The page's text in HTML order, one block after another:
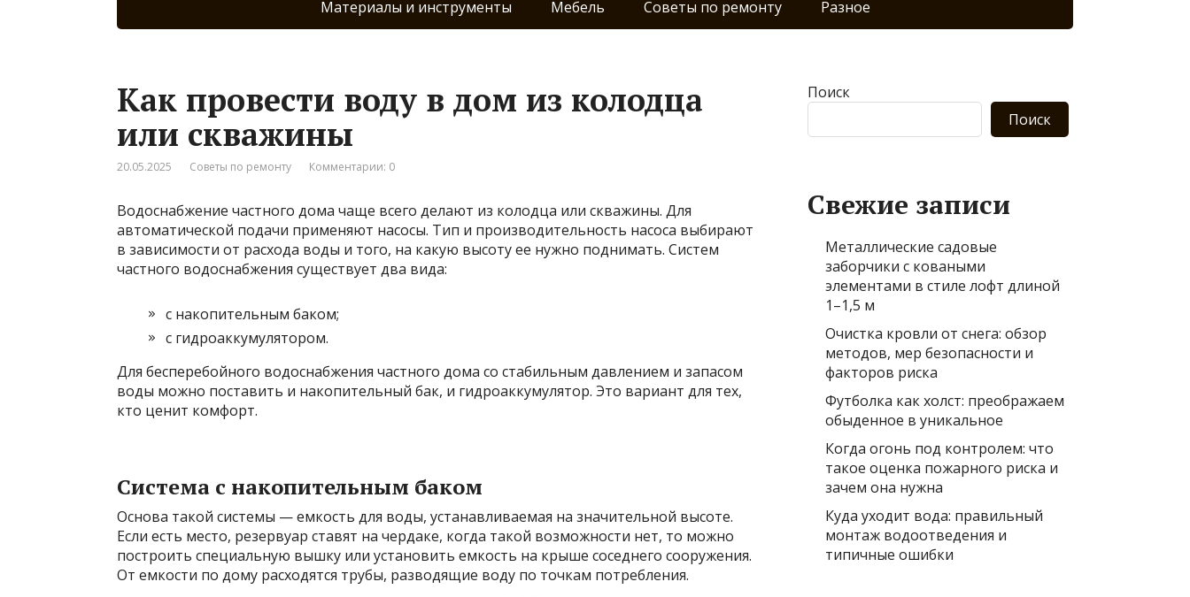
Материалы и инструменты Мебель Советы по ремонту Разное
Как провести воду в дом из колодца
или скважины
20.05.2025 Советы по ремонту Комментарии: 0
Водоснабжение частного дома чаще всего делают из колодца или скважины. Для
автоматической подачи применяют насосы. Тип и производительность насоса выбирают
в зависимости от расхода воды и того, на какую высоту ее нужно поднимать. Систем
частного водоснабжения существует два вида:
с накопительным баком;
с гидроаккумулятором.
Для бесперебойного водоснабжения частного дома со стабильным давлением и запасом
воды можно поставить и накопительный бак, и гидроаккумулятор. Это вариант для тех,
кто ценит комфорт.
Система с накопительным баком
Основа такой системы — емкость для воды, устанавливаемая на значительной высоте.
Если есть место, резервуар ставят на чердаке, когда такой возможности нет, то можно
построить специальную вышку или установить емкость на крыше соседнего сооружения.
От емкости по дому расходятся трубы, разводящие воду по точкам потребления.
Поиск
Поиск
Свежие записи
Металлические садовые
заборчики с коваными
элементами в стиле лофт длиной
1–1,5 м
Очистка кровли от снега: обзор
методов, мер безопасности и
факторов риска
Футболка как холст: преображаем
обыденное в уникальное
Когда огонь под контролем: что
такое оценка пожарного риска и
зачем она нужна
Куда уходит вода: правильный
монтаж водоотведения и
типичные ошибки